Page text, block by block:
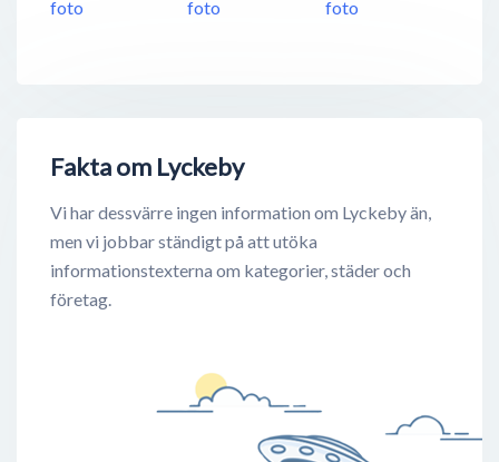
Fakta om Lyckeby
Vi har dessvärre ingen information om Lyckeby än,
men vi jobbar ständigt på att utöka
informationstexterna om kategorier, städer och
företag.